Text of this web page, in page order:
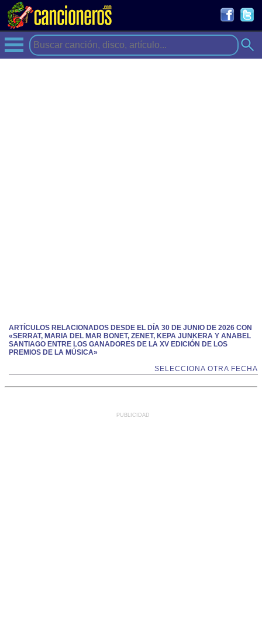
ARTÍCULOS RELACIONADOS DESDE EL DÍA 30 DE JUNIO DE 2026 CON
«SERRAT, MARIA DEL MAR BONET, ZENET, KEPA JUNKERA Y ANABEL
SANTIAGO ENTRE LOS GANADORES DE LA XV EDICIÓN DE LOS
PREMIOS DE LA MÚSICA»
SELECCIONA OTRA FECHA
PUBLICIDAD